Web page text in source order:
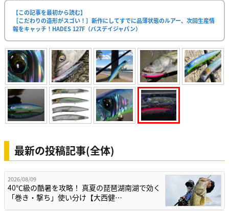
【この記事を最初から読む】
［こだわりの造形がスゴい！］新作にしてすでに品薄状態のルアー、次回生産情
報をキャッチ！HADES 127F（バスデイジャパン）
最新の投稿記事(全体)
2026/08/09
40℃級の酷暑を攻略！ 真夏の琵琶湖南湖で効く
「巻き・撃ち」使い分け【大西健…